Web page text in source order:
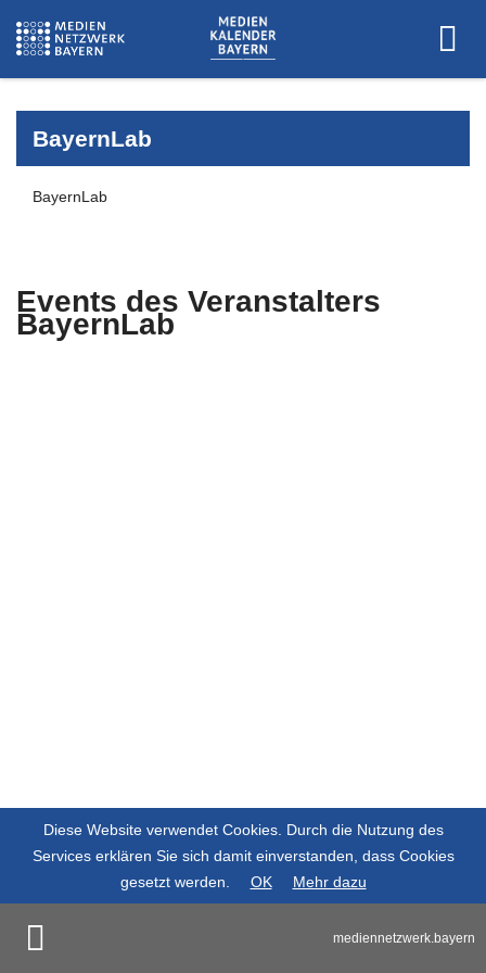
BayernLab
BayernLab
Events des Veranstalters
BayernLab
mediennetzwerk.bayern
Diese Website verwendet Cookies. Durch die Nutzung des
Services erklären Sie sich damit einverstanden, dass Cookies
gesetzt werden.
OK Mehr dazu